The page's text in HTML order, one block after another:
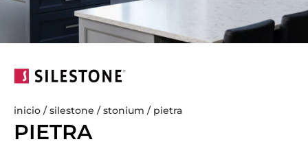
inicio /silestone /stonium / pietra
PIETRA